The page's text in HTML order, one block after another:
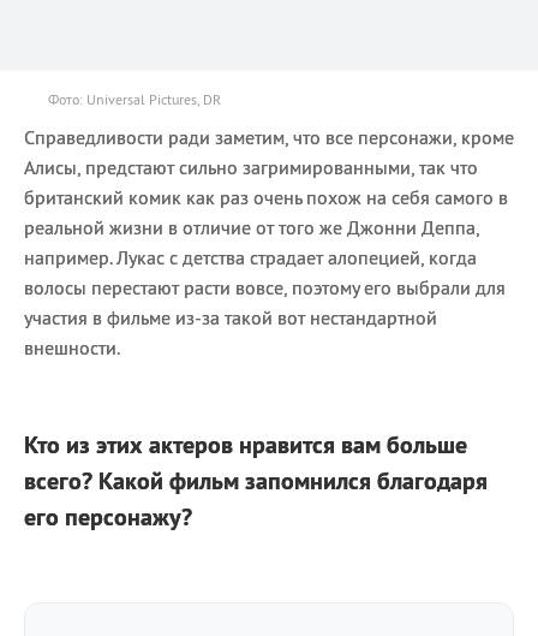
Фото: Universal Pictures, DR
Справедливости ради заметим, что все персонажи, кроме
Алисы, предстают сильно загримированными, так что
британский комик как раз очень похож на себя самого в
реальной жизни в отличие от того же Джонни Деппа,
например. Лукас с детства страдает алопецией, когда
волосы перестают расти вовсе, поэтому его выбрали для
участия в фильме из-за такой вот нестандартной
внешности.
Кто из этих актеров нравится вам больше
всего? Какой фильм запомнился благодаря
его персонажу?